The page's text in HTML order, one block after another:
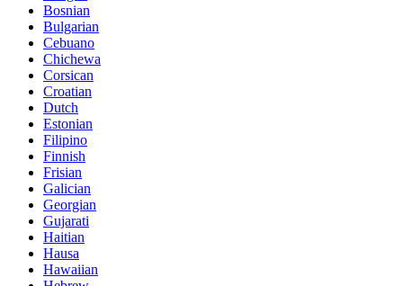
Bosnian
Bulgarian
Cebuano
Chichewa
Corsican
Croatian
Dutch
Estonian
Filipino
Finnish
Frisian
Galician
Georgian
Gujarati
Haitian
Hausa
Hawaiian